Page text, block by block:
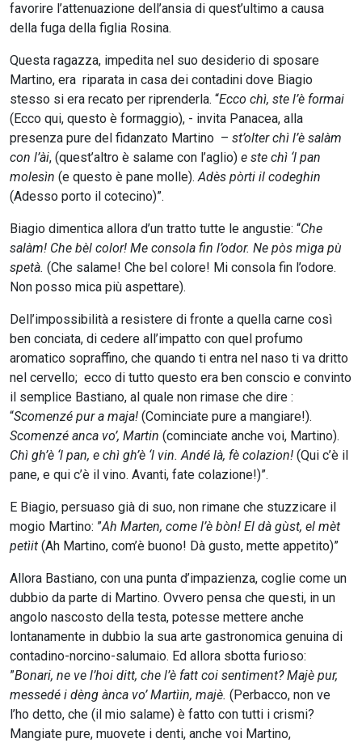
favorire l’attenuazione dell’ansia di quest’ultimo a causa
della fuga della figlia Rosina.
Questa ragazza, impedita nel suo desiderio di sposare
Martino, era riparata in casa dei contadini dove Biagio
stesso si era recato per riprenderla. “Ecco chì, ste l’è formai
(Ecco qui, questo è formaggio), - invita Panacea, alla
presenza pure del fidanzato Martino – st’olter chì l’è salàm
con l’ài, (quest’altro è salame con l’aglio) e ste chì ‘l pan
molesìn (e questo è pane molle).Adès pòrti il codeghin
(Adesso porto il cotecino)”.
Biagio dimentica allora d’un tratto tutte le angustie: “Che
salàm! Che bèl color! Me consola fin l’odor. Ne pòs mìga pù
spetà. (Che salame! Che bel colore! Mi consola fin l’odore.
Non posso mica più aspettare).
Dell’impossibilità a resistere di fronte a quella carne così
ben conciata, di cedere all’impatto con quel profumo
aromatico sopraffino, che quando ti entra nel naso ti va dritto
nel cervello; ecco di tutto questo era ben conscio e convinto
il semplice Bastiano, al quale non rimase che dire :
“Scomenzé pur a maja! (Cominciate pure a mangiare!).
Scomenzé anca vo’, Martin (cominciate anche voi, Martino).
Chì gh’è ‘l pan, e chì gh’è ‘l vin. Andé là, fè colazion! (Qui c’è il
pane, e qui c’è il vino. Avanti, fate colazione!)”.
E Biagio, persuaso già di suo, non rimane che stuzzicare il
mogio Martino: ”Ah Marten, come l’è bòn! El dà gùst, el mèt
petìit (Ah Martino, com’è buono! Dà gusto, mette appetito)”
Allora Bastiano, con una punta d’impazienza, coglie come un
dubbio da parte di Martino. Ovvero pensa che questi, in un
angolo nascosto della testa, potesse mettere anche
lontanamente in dubbio la sua arte gastronomica genuina di
contadino-norcino-salumaio. Ed allora sbotta furioso:
”Bonari, ne ve l’hoi ditt, che l’è fatt coi sentiment? Majè pur,
messedé i dèng ànca vo’ Martìin, majè. (Perbacco, non ve
l’ho detto, che (il mio salame) è fatto con tutti i crismi?
Mangiate pure, muovete i denti, anche voi Martino,